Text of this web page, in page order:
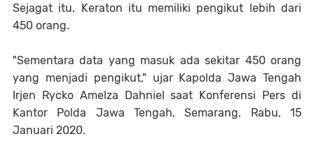
Sejagat itu. Keraton itu memiliki pengikut lebih dari
450 orang.
"Sementara data yang masuk ada sekitar 450 orang
yang menjadi pengikut," ujar Kapolda Jawa Tengah
Irjen Rycko Amelza Dahniel saat Konferensi Pers di
Kantor Polda Jawa Tengah, Semarang, Rabu, 15
Januari 2020.